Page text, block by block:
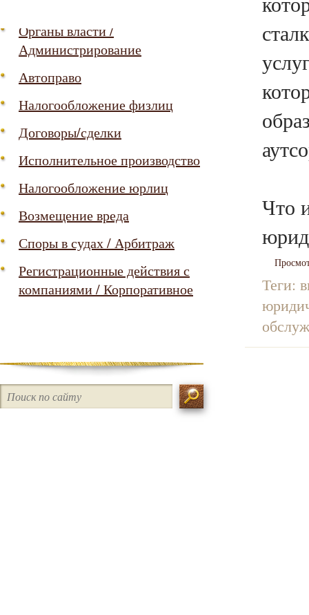
Органы власти /
Администрирование
Автоправо
Налогообложение физлиц
Договоры/сделки
Исполнительное производство
Налогообложение юрлиц
Возмещение вреда
Споры в судах / Арбитраж
Регистрационные действия с
компаниями / Корпоративное
Таможенное право
Ликвидация / Банкротство
Что
Теги: